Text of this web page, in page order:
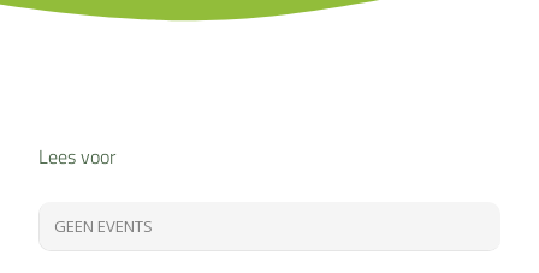
Lees voor
GEEN EVENTS